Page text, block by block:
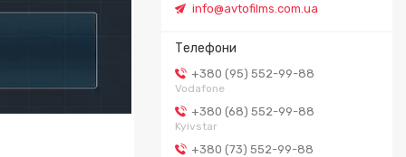
info@avtofilms.com.ua
+380 (95) 552-99-88
Vodafone
+380 (68) 552-99-88
Kyivstar
+380 (73) 552-99-88